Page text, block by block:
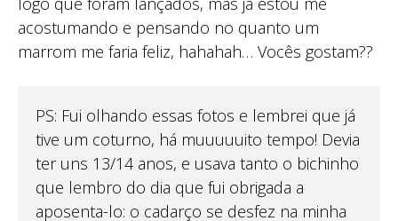
acostumando e pensando no quanto um
marrom me faria feliz, hahahah… Vocês gostam??
PS: Fui olhando essas fotos e lembrei que já
tive um coturno, há muuuuuito tempo! Devia
ter uns 13/14 anos, e usava tanto o bichinho
que lembro do dia que fui obrigada a
aposenta-lo: o cadarço se desfez na minha